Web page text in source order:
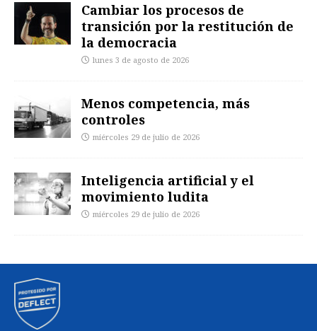
Cambiar los procesos de
transición por la restitución de
la democracia
lunes 3 de agosto de 2026
Menos competencia, más
controles
miércoles 29 de julio de 2026
Inteligencia artificial y el
movimiento ludita
miércoles 29 de julio de 2026